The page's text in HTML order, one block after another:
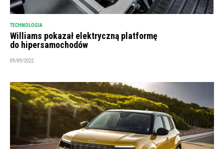
TECHNOLOGIA
Williams pokazał elektryczną platformę
do hipersamochodów
09/09/2022